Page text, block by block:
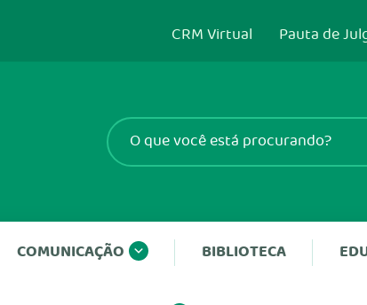
CRM Virtual Pauta de
COMUNICAÇÃO BIBLIOTECA